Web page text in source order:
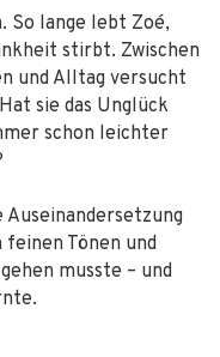
So lange lebt Zoé,
stirbt. Zwischen
und Alltag versucht
sie das Unglück
schon leichter
Tönen und
musste – und